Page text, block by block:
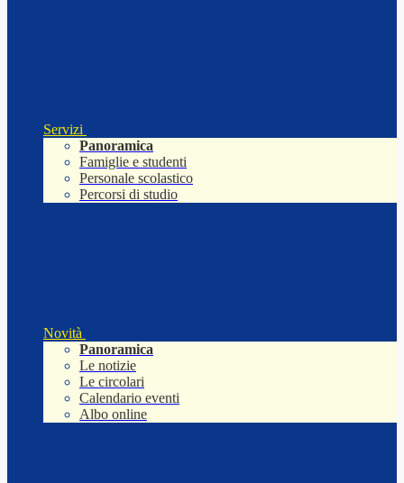
Servizi
Panoramica
Famiglie e studenti
Personale scolastico
Percorsi di studio
Novità
Panoramica
Le notizie
Le circolari
Calendario eventi
Albo online